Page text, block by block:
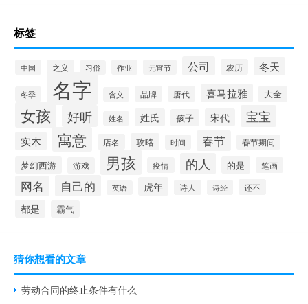
标签
中国 之义 习俗 作业 元宵节 公司 农历 冬天
冬季 名字 含义 品牌 唐代 喜马拉雅 大全
女孩 好听 姓名 姓氏 孩子 宋代 宝宝
实木 寓意 店名 攻略 时间 春节 春节期间
梦幻西游 游戏 男孩 疫情 的人 的是 笔画
网名 自己的 英语 虎年 诗人 诗经 还不
都是 霸气
猜你想看的文章
劳动合同的终止条件有什么